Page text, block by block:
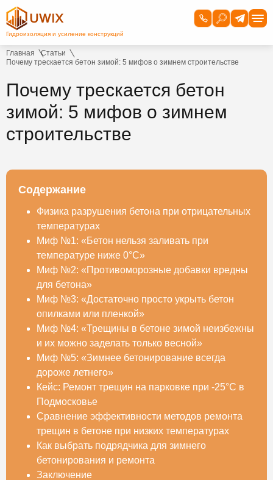
Главная
Статьи
Почему трескается бетон зимой: 5 мифов о зимнем строительстве
Почему трескается бетон
зимой: 5 мифов о зимнем
строительстве
Содержание
Физика разрушения бетона при отрицательных
температурах
Миф №1: «Бетон нельзя заливать при
температуре ниже 0°C»
Миф №2: «Противоморозные добавки вредны
для бетона»
Миф №3: «Достаточно просто укрыть бетон
опилками или пленкой»
Миф №4: «Трещины в бетоне зимой неизбежны
и их можно заделать только весной»
Миф №5: «Зимнее бетонирование всегда
дороже летнего»
Кейс: Ремонт трещин на парковке при -25°C в
Подмосковье
Сравнение эффективности методов ремонта
трещин в бетоне при низких температурах
Как выбрать подрядчика для зимнего
бетонирования и ремонта
Заключение